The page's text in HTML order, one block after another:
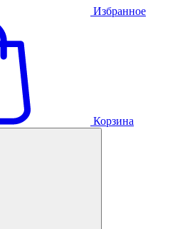
Избранное
Корзина